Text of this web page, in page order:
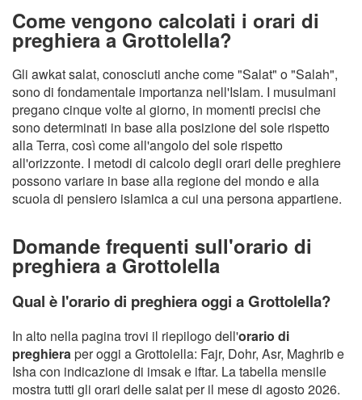
Come vengono calcolati i orari di
preghiera a Grottolella?
Gli awkat salat, conosciuti anche come "Salat" o "Salah",
sono di fondamentale importanza nell'Islam. I musulmani
pregano cinque volte al giorno, in momenti precisi che
sono determinati in base alla posizione del sole rispetto
alla Terra, così come all'angolo del sole rispetto
all'orizzonte. I metodi di calcolo degli orari delle preghiere
possono variare in base alla regione del mondo e alla
scuola di pensiero islamica a cui una persona appartiene.
Domande frequenti sull'orario di
preghiera a Grottolella
Qual è l'orario di preghiera oggi a Grottolella?
In alto nella pagina trovi il riepilogo dell'orario di
preghieraper oggi a Grottolella: Fajr, Dohr, Asr, Maghrib e
Isha con indicazione di imsak e iftar. La tabella mensile
mostra tutti gli orari delle salat per il mese di agosto 2026.